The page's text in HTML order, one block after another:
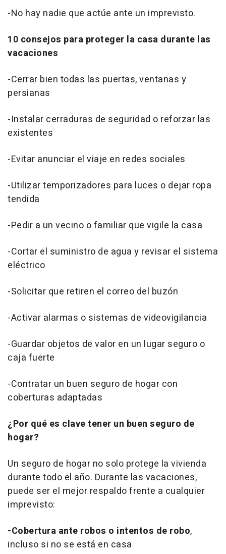
-No hay nadie que actúe ante un imprevisto.
10 consejos para proteger la casa durante las
vacaciones
-Cerrar bien todas las puertas, ventanas y
persianas
-Instalar cerraduras de seguridad o reforzar las
existentes
-Evitar anunciar el viaje en redes sociales
-Utilizar temporizadores para luces o dejar ropa
tendida
-Pedir a un vecino o familiar que vigile la casa
-Cortar el suministro de agua y revisar el sistema
eléctrico
-Solicitar que retiren el correo del buzón
-Activar alarmas o sistemas de videovigilancia
-Guardar objetos de valor en un lugar seguro o
caja fuerte
-Contratar un buen seguro de hogar con
coberturas adaptadas
¿Por qué es clave tener un buen seguro de
hogar?
Un seguro de hogar no solo protege la vivienda
durante todo el año. Durante las vacaciones,
puede ser el mejor respaldo frente a cualquier
imprevisto:
-Cobertura ante robos o intentos de robo,
incluso si no se está en casa